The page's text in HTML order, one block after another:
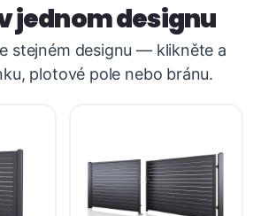
jednom designu
stejném designu — klikněte a
plotové pole nebo bránu.